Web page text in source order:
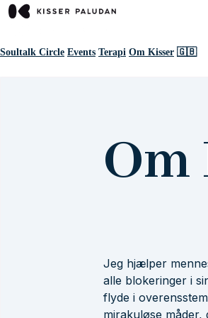
Soultalk Circle Events Terapi Om Kisser 🇬🇧
Jeg hjælper
alle blokeringer i
flyde i
mirakuløse måder,